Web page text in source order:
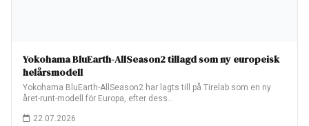
Yokohama BluEarth-AllSeason2 tillagd som ny europeisk
helårsmodell
Yokohama BluEarth-AllSeason2 har lagts till på Tirelab som en ny
året-runt-modell för Europa, efter dess…
22.07.2026